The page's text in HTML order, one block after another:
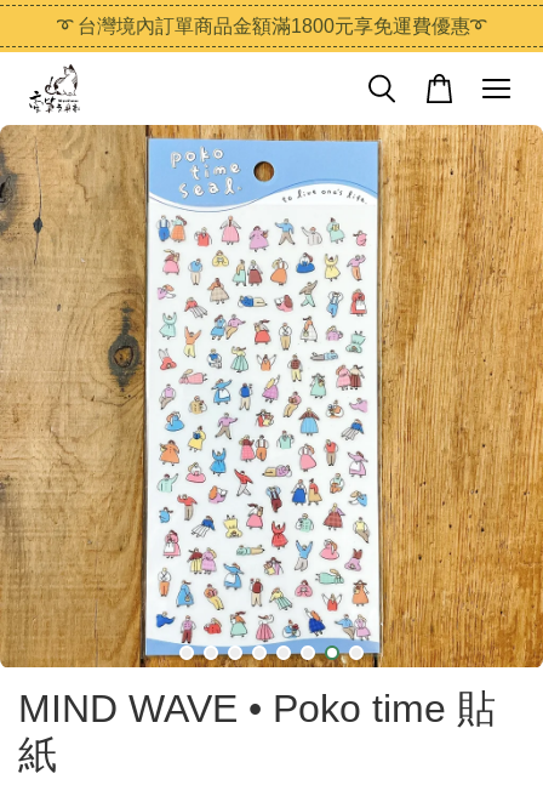
➰ 台灣境內訂單商品金額滿1800元享免運費優惠➰
MIND WAVE • Poko time 貼
紙